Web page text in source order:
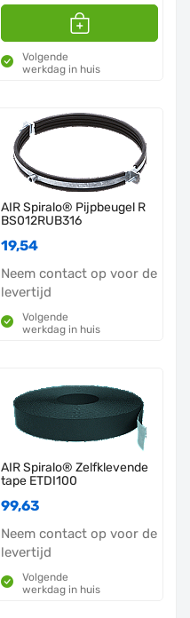
Volgende
werkdag in huis
AIR Spiralo® Pijpbeugel R
BS012RUB316
19,54
Neem contact op voor de
levertijd
Volgende
werkdag in huis
AIR Spiralo® Zelfklevende
tape ETDI100
99,63
Neem contact op voor de
levertijd
Volgende
werkdag in huis